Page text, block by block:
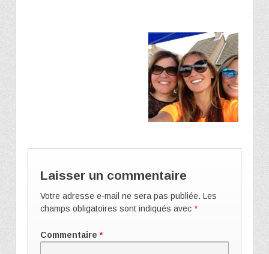
Laisser un commentaire
Votre adresse e-mail ne sera pas publiée. Les
champs obligatoires sont indiqués avec *
Commentaire *